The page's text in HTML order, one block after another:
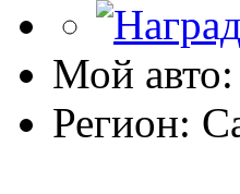
Мой
Регион: